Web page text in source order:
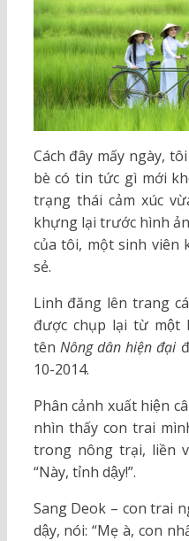
Cách đây mấy ngày,
bè có tin tức gì mới
trạng thái cảm xúc
khựng lại trước hình
của tôi, một sinh viên
sẻ.
Linh đăng lên trang
được chụp lại từ một
tên Nông dân hiện đại
10-2014.
Phân cảnh xuất hiện
nhìn thấy con trai
trong nông trại, liền
“Này, tỉnh dậy!”.
Sang Deok – con trai
dậy, nói: “Mẹ à, con